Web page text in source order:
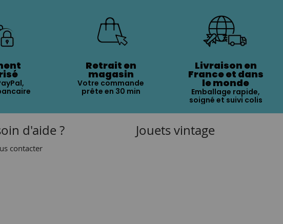
Retrait en
magasin
Votre commande
prête en 30 min
Livraison en
France et dans
le monde
Emballage rapide,
soigné et suivi colis
d'aide ?
contacter
Jouets vintage